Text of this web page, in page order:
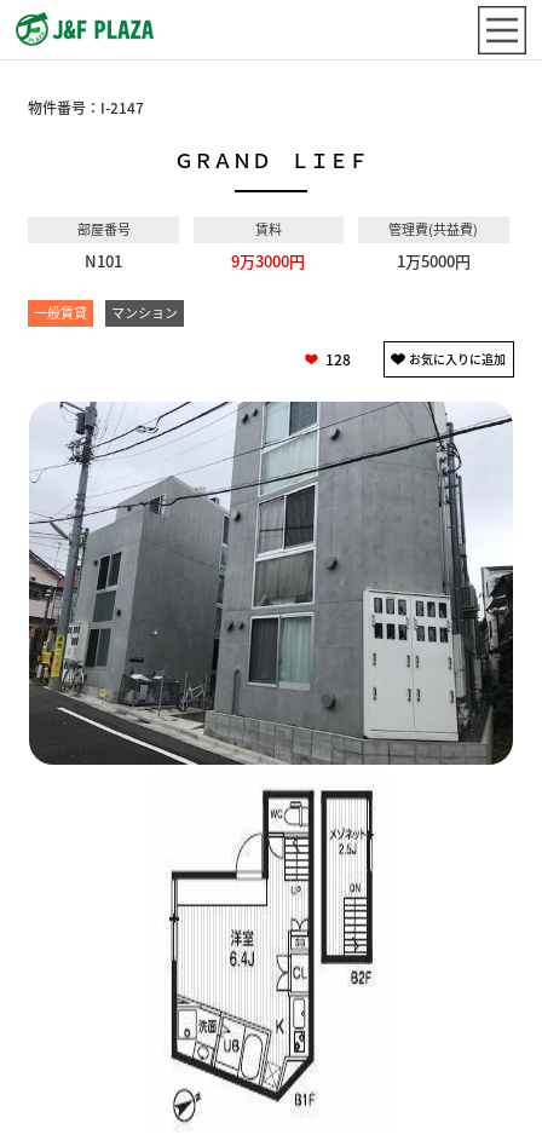
物件番号： I-2147
ＧＲＡＮＤ ＬＩＥＦ
部屋番号
N101
賃料
9万3000円
管理費(共益費)
1万5000円
一般賃貸 マンション
128